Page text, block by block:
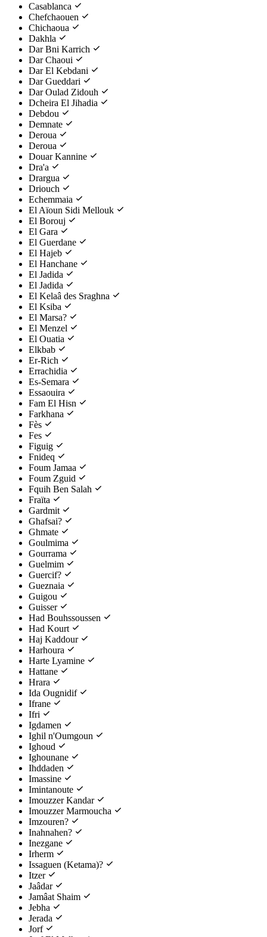
Casablanca
Chefchaouen
Chichaoua
Dakhla
Dar Bni Karrich
Dar Chaoui
Dar El Kebdani
Dar Gueddari
Dar Oulad Zidouh
Dcheira El Jihadia
Debdou
Demnate
Deroua
Deroua
Douar Kannine
Dra'a
Drargua
Driouch
Echemmaia
El Aïoun Sidi Mellouk
El Borouj
El Gara
El Guerdane
El Hajeb
El Hanchane
El Jadida
El Jadida
El Kelaâ des Sraghna
El Ksiba
El Marsa?
El Menzel
El Ouatia
Elkbab
Er-Rich
Errachidia
Es-Semara
Essaouira
Fam El Hisn
Farkhana
Fès
Fes
Figuig
Fnideq
Foum Jamaa
Foum Zguid
Fquih Ben Salah
Fraïta
Gardmit
Ghafsai?
Ghmate
Goulmima
Gourrama
Guelmim
Guercif?
Gueznaia
Guigou
Guisser
Had Bouhssoussen
Had Kourt
Haj Kaddour
Harhoura
Harte Lyamine
Hattane
Hrara
Ida Ougnidif
Ifrane
Ifri
Igdamen
Ighil n'Oumgoun
Ighoud
Ighounane
Ihddaden
Imassine
Imintanoute
Imouzzer Kandar
Imouzzer Marmoucha
Imzouren?
Inahnahen?
Inezgane
Irherm
Issaguen (Ketama)?
Itzer
Jaâdar
Jamâat Shaim
Jebha
Jerada
Jorf